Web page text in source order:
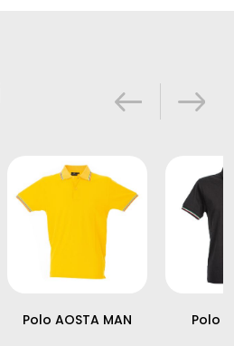
Polo AOSTA MAN Polo